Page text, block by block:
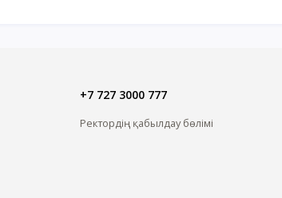
+7 727 3000 777
Ректордің қабылдау бөлімі